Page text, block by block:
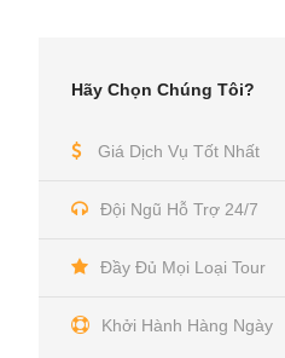
Hãy Chọn Chúng Tôi?
Giá Dịch Vụ Tốt Nhất
Đội Ngũ Hỗ Trợ 24/7
Đầy Đủ Mọi Loại Tour
Khởi Hành Hàng Ngày